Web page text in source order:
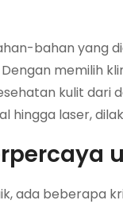
bahan yang
memilih
kulit dari
hingga laser,
ada beberapa